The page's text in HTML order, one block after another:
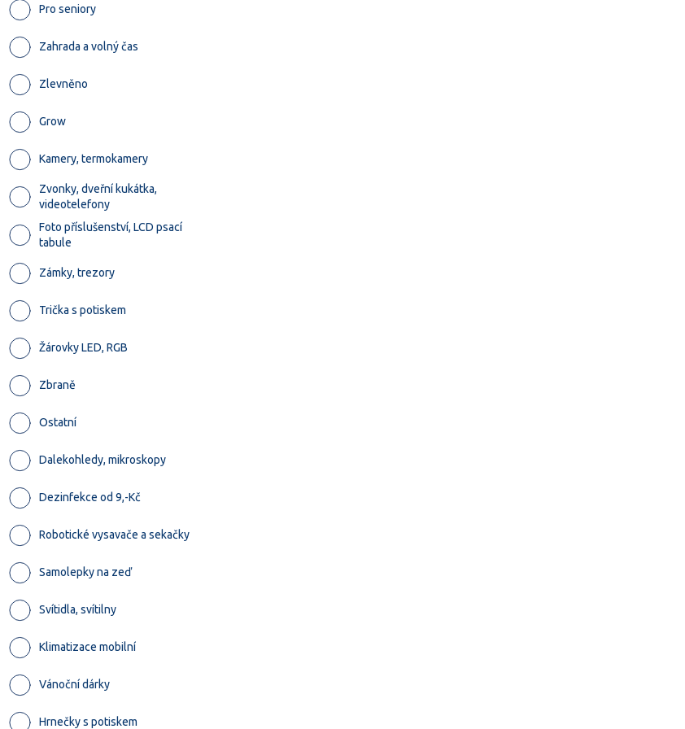
Pro seniory
Zahrada a volný čas
Zlevněno
Grow
Kamery, termokamery
Zvonky, dveřní kukátka,
videotelefony
Foto příslušenství, LCD psací
tabule
Zámky, trezory
Trička s potiskem
Žárovky LED, RGB
Zbraně
Ostatní
Dalekohledy, mikroskopy
Dezinfekce od 9,-Kč
Robotické vysavače a sekačky
Samolepky na zeď
Svítidla, svítilny
Klimatizace mobilní
Vánoční dárky
Hrnečky s potiskem